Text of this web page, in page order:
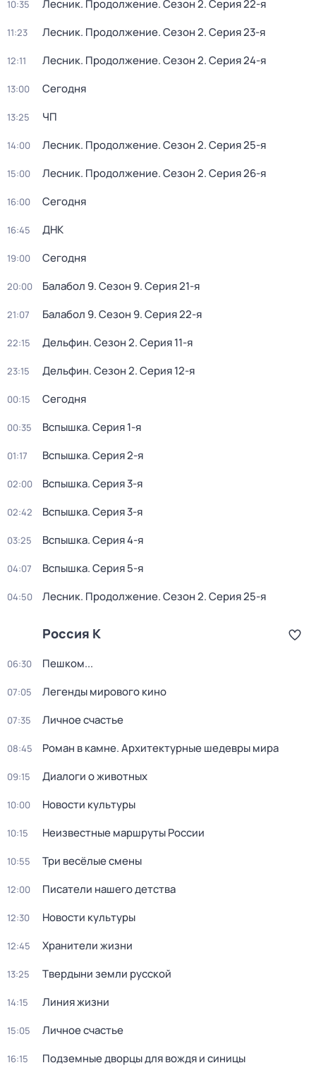
10:35 Лесник. Продолжение. Сезон 2. Серия 22-я
11:23 Лесник. Продолжение. Сезон 2. Серия 23-я
12:11 Лесник. Продолжение. Сезон 2. Серия 24-я
13:00 Сегодня
13:25 ЧП
14:00 Лесник. Продолжение. Сезон 2. Серия 25-я
15:00 Лесник. Продолжение. Сезон 2. Серия 26-я
16:00 Сегодня
16:45 ДНК
19:00 Сегодня
20:00 Балабол 9. Сезон 9. Серия 21-я
21:07 Балабол 9. Сезон 9. Серия 22-я
22:15 Дельфин. Сезон 2. Серия 11-я
23:15 Дельфин. Сезон 2. Серия 12-я
00:15 Сегодня
00:35 Вспышка. Серия 1-я
01:17 Вспышка. Серия 2-я
02:00 Вспышка. Серия 3-я
02:42 Вспышка. Серия 3-я
03:25 Вспышка. Серия 4-я
04:07 Вспышка. Серия 5-я
04:50 Лесник. Продолжение. Сезон 2. Серия 25-я
Россия К
06:30 Пешком...
07:05 Легенды мирового кино
07:35 Личное счастье
08:45 Роман в камне. Архитектурные шедевры мира
09:15 Диалоги о животных
10:00 Новости культуры
10:15 Неизвестные маршруты России
10:55 Три весёлые смены
12:00 Писатели нашего детства
12:30 Новости культуры
12:45 Хранители жизни
13:25 Твердыни земли русской
14:15 Линия жизни
15:05 Личное счастье
16:15 Подземные дворцы для вождя и синицы